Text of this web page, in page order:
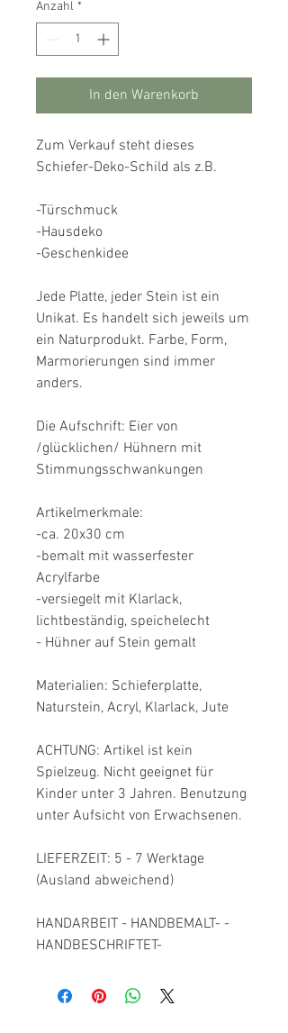
Anzahl *
In den Warenkorb
Zum Verkauf steht dieses
Schiefer-Deko-Schild als z.B.
-Türschmuck
-Hausdeko
-Geschenkidee
Jede Platte, jeder Stein ist ein
Unikat. Es handelt sich jeweils um
ein Naturprodukt. Farbe, Form,
Marmorierungen sind immer
anders.
Die Aufschrift: Eier von
/glücklichen/ Hühnern mit
Stimmungsschwankungen
Artikelmerkmale:
-ca. 20x30 cm
-bemalt mit wasserfester
Acrylfarbe
-versiegelt mit Klarlack,
lichtbeständig, speichelecht
- Hühner auf Stein gemalt
Materialien: Schieferplatte,
Naturstein, Acryl, Klarlack, Jute
ACHTUNG: Artikel ist kein
Spielzeug. Nicht geeignet für
Kinder unter 3 Jahren. Benutzung
unter Aufsicht von Erwachsenen.
LIEFERZEIT: 5 - 7 Werktage
(Ausland abweichend)
HANDARBEIT - HANDBEMALT- -
HANDBESCHRIFTET-